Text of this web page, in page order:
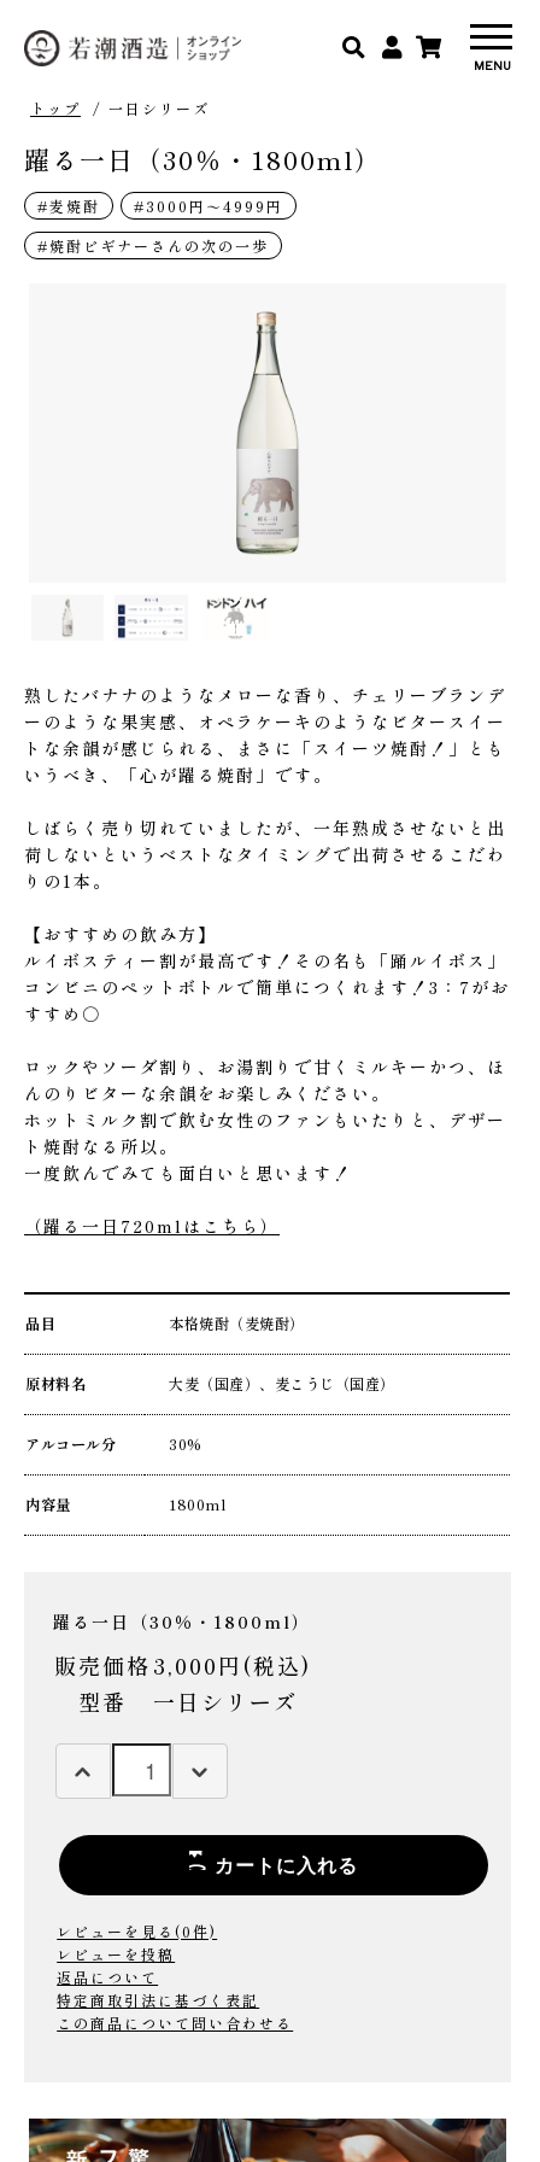
トップ / 一日シリーズ
躍る一日（30％・1800ml）
#麦焼酎
#3000円～4999円
#焼酎ビギナーさんの次の一歩
熟したバナナのようなメローな香り、チェリーブランデ
ーのような果実感、オペラケーキのようなビタースイー
トな余韻が感じられる、まさに「スイーツ焼酎！」とも
いうべき、「心が躍る焼酎」です。
しばらく売り切れていましたが、一年熟成させないと出
荷しないというベストなタイミングで出荷させるこだわ
りの1本。
【おすすめの飲み方】
ルイボスティー割が最高です！その名も「踊ルイボス」
コンビニのペットボトルで簡単につくれます！3：7がお
すすめ○
ロックやソーダ割り、お湯割りで甘くミルキーかつ、ほ
んのりビターな余韻をお楽しみください。
ホットミルク割で飲む女性のファンもいたりと、デザー
ト焼酎なる所以。
一度飲んでみても面白いと思います！
（躍る一日720mlはこちら）
品目 本格焼酎（麦焼酎）
原材料名 大麦（国産）、麦こうじ（国産）
アルコール分 30%
内容量 1800ml
躍る一日（30％・1800ml）
販売価格3,000円(税込)
型番
一日シリーズ
カートに入れる
レビューを見る(0件)
レビューを投稿
返品について
特定商取引法に基づく表記
この商品について問い合わせる